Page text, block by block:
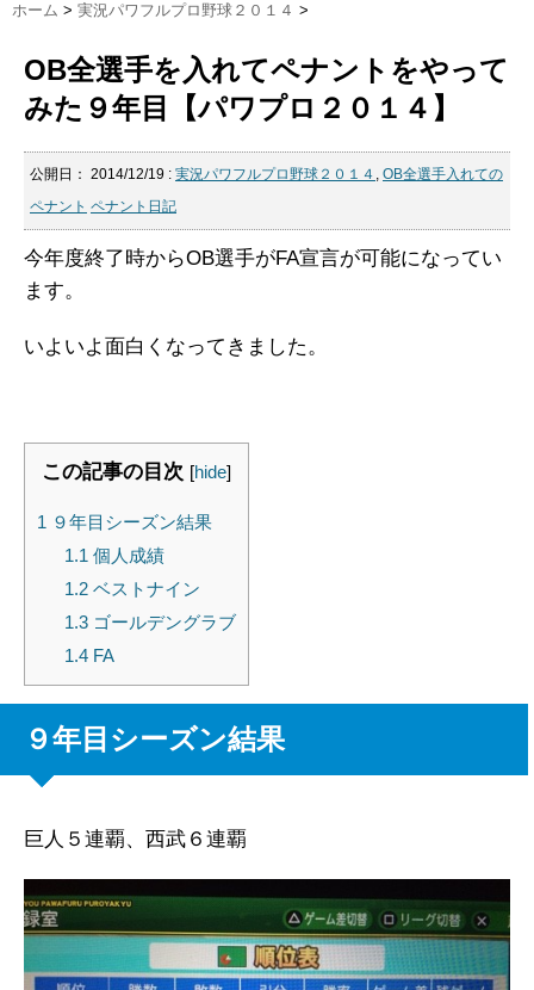
ホーム > 実況パワフルプロ野球２０１４ >
OB全選手を入れてペナントをやって
みた９年目【パワプロ２０１４】
公開日： 2014/12/19 : 実況パワフルプロ野球２０１４ , OB全選手入れての
ペナント ペナント日記
今年度終了時からOB選手がFA宣言が可能になってい
ます。
いよいよ面白くなってきました。
この記事の目次 [hide]
1 ９年目シーズン結果
1.1 個人成績
1.2ベストナイン
1.3ゴールデングラブ
1.4FA
９年目シーズン結果
巨人５連覇、西武６連覇